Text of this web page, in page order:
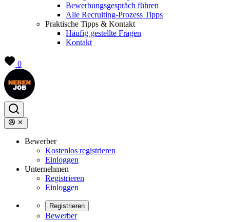
Bewerbungsgespräch führen
Alle Recruiting-Prozess Tipps
Praktische Tipps & Kontakt
Häufig gestellte Fragen
Kontakt
0
Bewerber
Kostenlos registrieren
Einloggen
Unternehmen
Registrieren
Einloggen
Registrieren
Bewerber